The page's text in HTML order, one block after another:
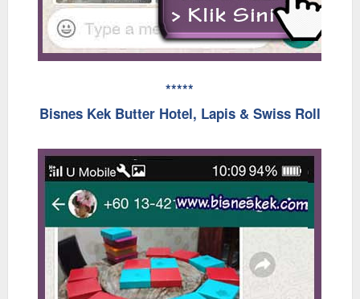
*****
Bisnes Kek Butter Hotel, Lapis & Swiss Roll